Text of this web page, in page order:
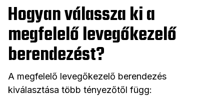
Hogyan válassza ki a
megfelelő levegőkezelő
berendezést?
A megfelelő levegőkezelő berendezés
kiválasztása több tényezőtől függ: